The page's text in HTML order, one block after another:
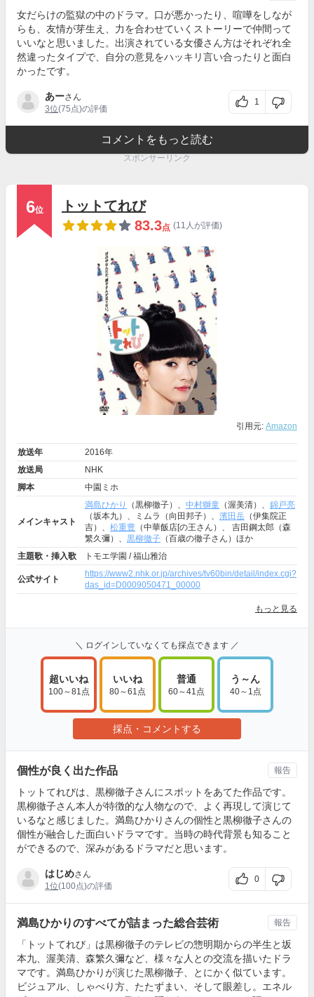
女だらけの監獄の中のドラマ。口が悪かったり、喧嘩をしなが
らも、友情が芽生え、力を合わせていくストーリーで仲間って
いいなと思いました。出演されている女優さん方はそれぞれ全
然違ったタイプで、自分の意見をハッキリ言い合ったりと面白
かったです。
あーさん
3位(75点)の評価
1
コメントをもっと読む
スポンサーリンク
6位
トットてれび
83.3点 (11人が評価)
引用元: Amazon
放送年
2016年
放送局
NHK
脚本
中園ミホ
メインキャスト
満島ひかり （黒柳徹子）、 中村獅童 （渥美清）、 錦戸亮
（坂本九）、ミムラ（向田邦子）、 濱田岳 （伊集院正
吉）、 松重豊 （中華飯店[の王さん）、 吉田鋼太郎（森
繁久彌）、 黒柳徹子 （百歳の徹子さん）ほか
主題歌・挿入歌
トモエ学園 / 福山雅治
公式サイト
https://www2.nhk.or.jp/archives/tv60bin/detail/index.cgi?
das_id=D0009050471_00000
もっと見る
＼ ログインしていなくても採点できます ／
超いいね
100～81点
いいね
80～61点
普通
60～41点
う～ん
40～1点
採点・コメントする
個性が良く出た作品
トットてれびは、黒柳徹子さんにスポットをあてた作品です。
黒柳徹子さん本人が特徴的な人物なので、よく再現して演じて
いるなと感じました。満島ひかりさんの個性と黒柳徹子さんの
個性が融合した面白いドラマです。当時の時代背景も知ること
ができるので、深みがあるドラマだと思います。
はじめさん
1位(100点)の評価
0
報告
満島ひかりのすべてが詰まった総合芸術
「トットてれび」は黒柳徹子のテレビの惣明期からの半生と坂
本九、渥美清、森繁久彌など、様々な人との交流を描いたドラ
マです。満島ひかりが演じた黒柳徹子、とにかく似ています。
ビジュアル、しゃべり方、たたずまい、そして眼差し。エネル
報告